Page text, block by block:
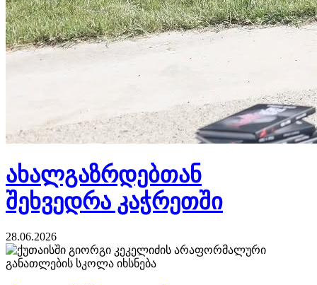
ახალგაზრდებთან
შეხვედრა კაჭრეთში
28.06.2026